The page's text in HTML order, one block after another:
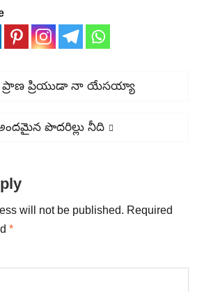
ప్రియుడా నా యేసయ్యా
పొదరిల్లు నీది
will not be published. Required
*